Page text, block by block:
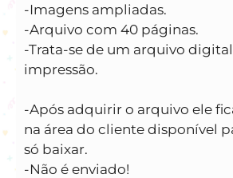
-Imagens ampliadas.
-Arquivo com 40 páginas.
-Trata-se de um arquivo
impressão.
-Após adquirir o arquivo ele
na área do cliente disponível
só baixar.
-Não é enviado!